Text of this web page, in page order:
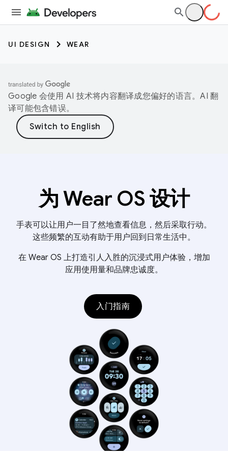
UI DESIGN WEAR
Google 会使用 AI 技术将内容翻译成您偏好的语言。AI 翻
译可能包含错误。
为 Wear OS 设计
手表可以让用户一目了然地查看信息，然后采取行动。
这些频繁的互动有助于用户回到日常生活中。
在 Wear OS 上打造引人入胜的沉浸式用户体验，增加
应用使用量和品牌忠诚度。
入门指南